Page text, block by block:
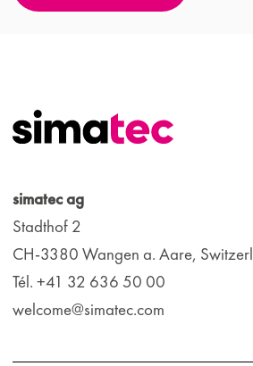
simatec ag
Stadthof 2
CH-3380 Wangen a. Aare,
Tél. +41 32 636 50 00
welcome@simatec.com